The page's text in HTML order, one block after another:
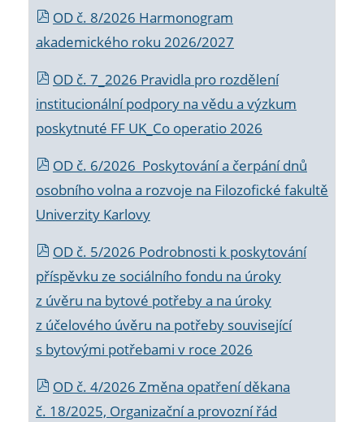
OD č. 8/2026 Harmonogram
akademického roku 2026/2027
OD č. 7_2026 Pravidla pro rozdělení
institucionální podpory na vědu a výzkum
poskytnuté FF UK_Co operatio 2026
OD č. 6/2026 Poskytování a čerpání dnů
osobního volna a rozvoje na Filozofické fakultě
Univerzity Karlovy
OD č. 5/2026 Podrobnosti k poskytování
příspěvku ze sociálního fondu na úroky
z úvěru na bytové potřeby a na úroky
z účelového úvěru na potřeby související
s bytovými potřebami v roce 2026
OD č. 4/2026 Změna opatření děkana
č. 18/2025, Organizační a provozní řád